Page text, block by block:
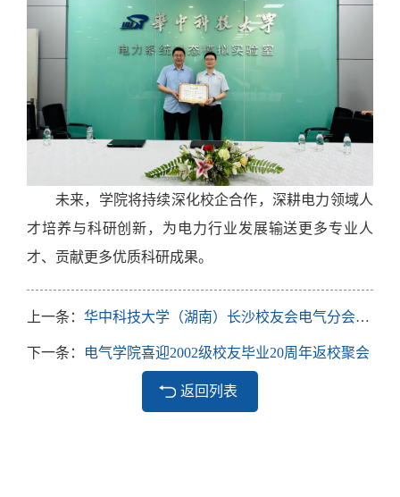
未来，学院将持续深化校企合作，深耕电力领域人
才培养与科研创新，为电力行业发展输送更多专业 人
才、贡献更多优质科研成果。
上一条： 华中科技大学（湖南）长沙校友会电气分会成立大会暨新型电力系统论坛顺利召开
下一条： 电气学院喜迎2002级校友毕业20周年返校聚会
返回列表